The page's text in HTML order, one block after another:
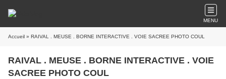
MENU
Accueil » RAIVAL . MEUSE . BORNE INTERACTIVE . VOIE SACREE PHOTO COUL
RAIVAL . MEUSE . BORNE INTERACTIVE . VOIE
SACREE PHOTO COUL